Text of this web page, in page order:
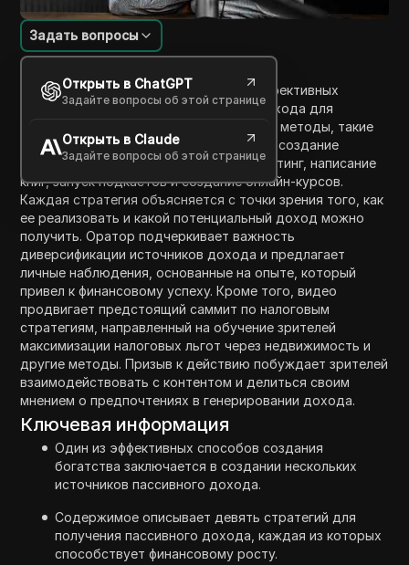
Введение в содержание
Задать вопросы
Открыть в ChatGPT
Задайте вопросы об этой странице
Открыть в Claude
Задайте вопросы об этой странице
В этом видео обсуждаются девять эффективных
стратегий для создания пассивного дохода для
достижения богатства. В нем изложены методы, такие
как инвестиции в акции, недвижимость, создание
каналов на YouTube, партнерский маркетинг, написание
книг, запуск подкастов и создание онлайн-курсов.
Каждая стратегия объясняется с точки зрения того, как
ее реализовать и какой потенциальный доход можно
получить. Оратор подчеркивает важность
диверсификации источников дохода и предлагает
личные наблюдения, основанные на опыте, который
привел к финансовому успеху. Кроме того, видео
продвигает предстоящий саммит по налоговым
стратегиям, направленный на обучение зрителей
максимизации налоговых льгот через недвижимость и
другие методы. Призыв к действию побуждает зрителей
взаимодействовать с контентом и делиться своим
мнением о предпочтениях в генерировании дохода.
Ключевая информация
Один из эффективных способов создания
богатства заключается в создании нескольких
источников пассивного дохода.
Содержимое описывает девять стратегий для
получения пассивного дохода, каждая из которых
способствует финансовому росту.